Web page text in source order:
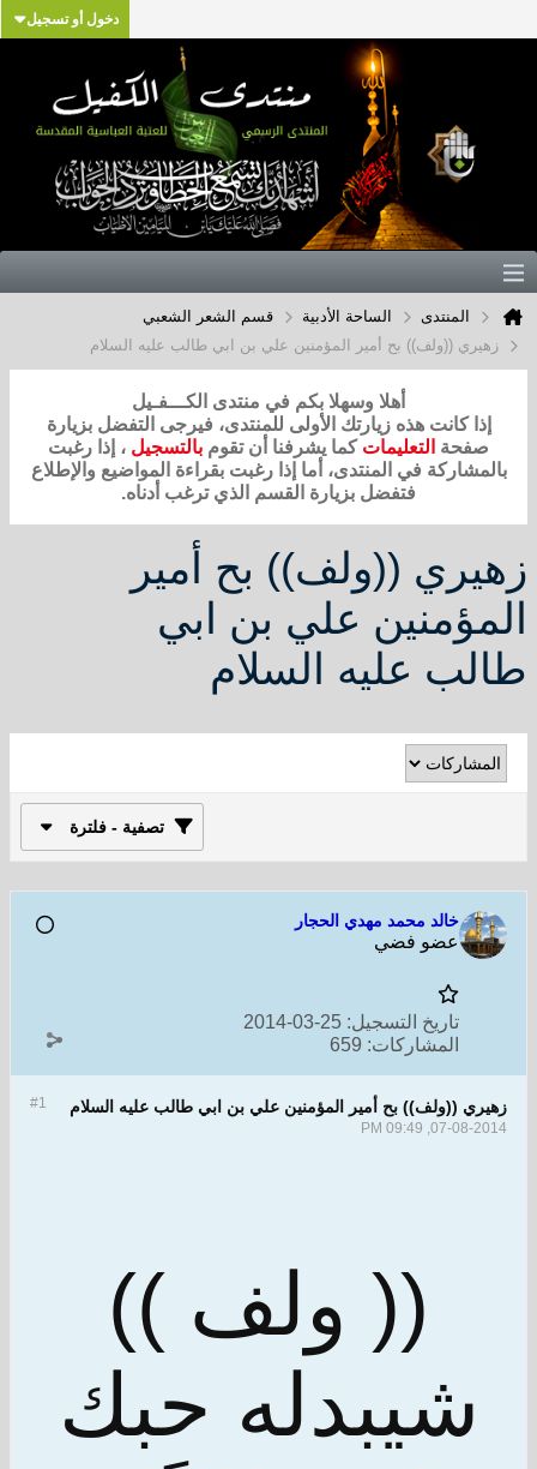
دخول أو تسجيل
المنتدى الساحة الأدبية
قسم الشعر الشعبي
زهيري ((ولف)) بح أمير المؤمنين علي بن ابي طالب عليه السلام
أهلا وسهلا بكم في منتدى الكـــفـيل
إذا كانت هذه زيارتك الأولى للمنتدى، فيرجى التفضل بزيارة
صفحة التعليمات كما يشرفنا أن تقوم بالتسجيل ، إذا رغبت
بالمشاركة في المنتدى، أما إذا رغبت بقراءة المواضيع والإطلاع
فتفضل بزيارة القسم الذي ترغب أدناه.
زهيري ((ولف)) بح أمير
المؤمنين علي بن ابي
طالب عليه السلام
تصفية - فلترة
خالد محمد مهدي الحجار
عضو فضي
تاريخ التسجيل: 25-03-2014
المشاركات: 659
#1 زهيري ((ولف)) بح أمير المؤمنين علي بن ابي طالب عليه السلام
07-08-2014, 09:49 PM
(( ولف ))
شيبدله حبك